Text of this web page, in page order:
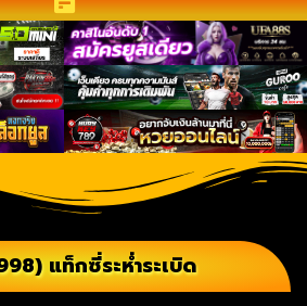
แท็กซี่ระห่ำระเบิด